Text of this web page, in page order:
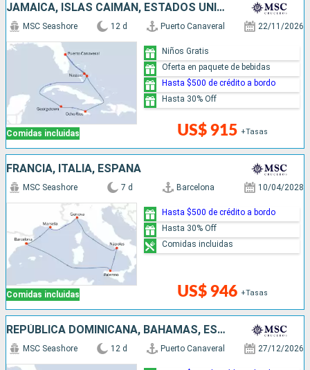
JAMAICA, ISLAS CAIMÁN, ESTADOS UNIDOS, BAHAMAS
Comidas incluidas
MSC Seashore 12 d Puerto Canaveral 22/11/2026
US$ 915 +Tasas
Niños Gratis
Oferta en paquete de bebidas
Hasta $500 de crédito a bordo
Hasta 30% Off
FRANCIA, ITALIA, ESPAÑA
Comidas incluidas
MSC Seashore 7 d Barcelona 10/04/2028
US$ 946 +Tasas
Hasta $500 de crédito a bordo
Hasta 30% Off
Comidas incluidas
REPÚBLICA DOMINICANA, BAHAMAS, ESTADOS UNIDOS
MSC Seashore 12 d Puerto Canaveral 27/12/2026